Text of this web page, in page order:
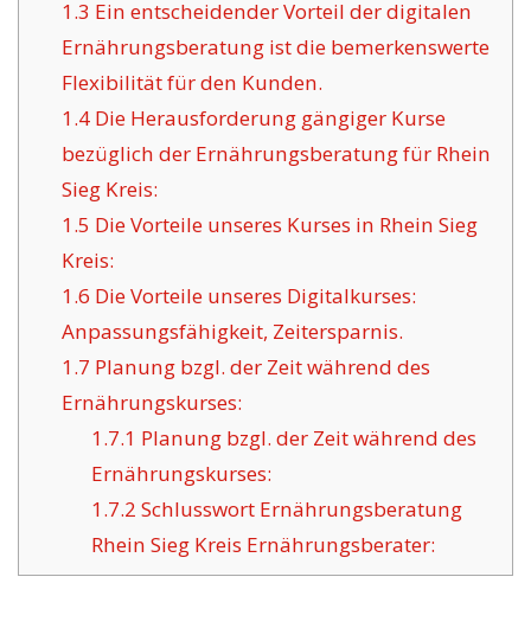
1.3 Ein entscheidender Vorteil der digitalen
Ernährungsberatung ist die bemerkenswerte
Flexibilität für den Kunden.
1.4Die Herausforderung gängiger Kurse
bezüglich der Ernährungsberatung für Rhein
Sieg Kreis:
1.5 Die Vorteile unseres Kurses in Rhein Sieg
Kreis:
1.6 Die Vorteile unseres Digitalkurses:
Anpassungsfähigkeit, Zeitersparnis.
1.7 Planung bzgl. der Zeit während des
Ernährungskurses:
1.7.1 Planung bzgl. der Zeit während des
Ernährungskurses:
1.7.2 Schlusswort Ernährungsberatung
Rhein Sieg Kreis Ernährungsberater: